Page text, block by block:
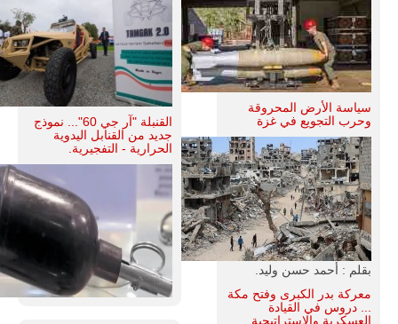
سياسة الأرض المحروقة
وحرب التجويع في غزة
بقلم : أحمد حسن وليد.
معركة بدر الكبرى وفتح مكة
... دروس في القيادة
العسكرية والإستراتيجية.
القنبلة "آر جي 60"... نموذج
جديد من القنابل اليدوية
الحرارية - التفجيرية.